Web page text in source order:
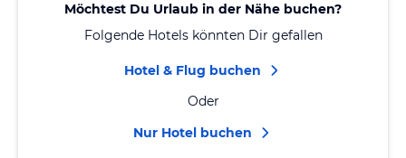
Möchtest Du Urlaub in der Nähe buchen?
Folgende Hotels könnten Dir gefallen
Hotel & Flug buchen
Oder
Nur Hotel buchen